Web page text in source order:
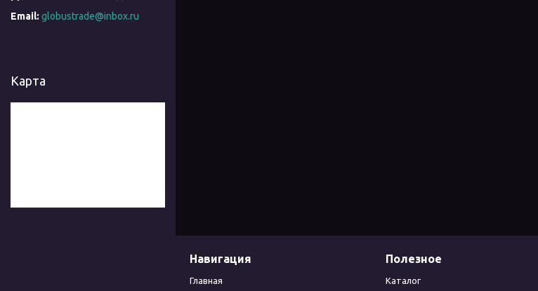
globustrade@inbox.ru
Карта
Навигация
Главная
Полезное
Каталог